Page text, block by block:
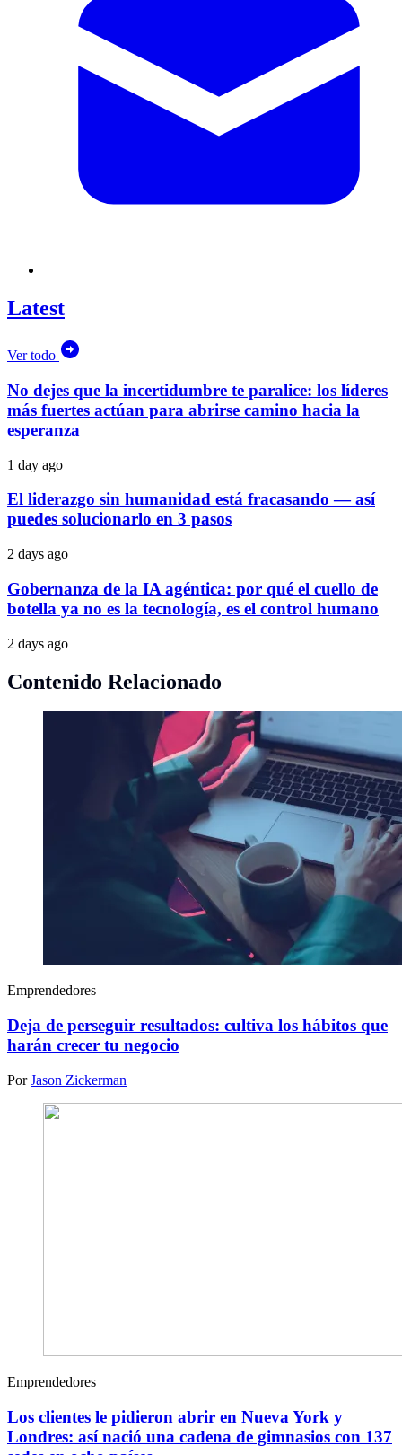
Latest
Ver todo
No dejes que la incertidumbre te paralice: los líderes
más fuertes actúan para abrirse camino hacia la
esperanza
1 day ago
El liderazgo sin humanidad está fracasando — así
puedes solucionarlo en 3 pasos
2 days ago
Gobernanza de la IA agéntica: por qué el cuello de
botella ya no es la tecnología, es el control humano
2 days ago
Contenido Relacionado
Emprendedores
Deja de perseguir resultados: cultiva los hábitos que
harán crecer tu negocio
PorJason Zickerman
Emprendedores
Los clientes le pidieron abrir en Nueva York y
Londres: así nació una cadena de gimnasios con 137